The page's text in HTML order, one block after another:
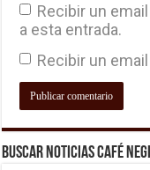
Recibir un
a esta entrada.
Recibir un
Buscar Noticias Café